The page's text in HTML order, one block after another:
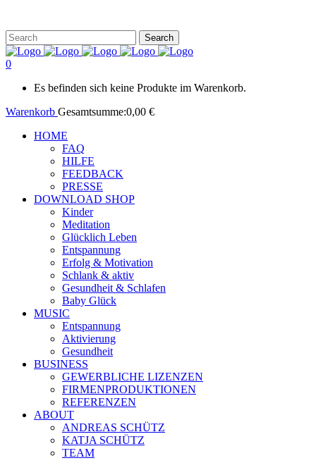
0
Es befinden sich keine Produkte im Warenkorb.
Warenkorb Gesamtsumme:0,00 €
HOME
FAQ
HILFE
FEEDBACK
PRESSE
DOWNLOAD SHOP
Kinder
Meditation
Glücklich Leben
Entspannung
Erfolg & Motivation
Schlank & aktiv
Gesundheit & Schlafen
Baby Glück
MUSIC
Entspannung
Aktivierung
Gesundheit
BUSINESS
GEWERBLICHE LIZENZEN
FIRMENPRODUKTIONEN
REFERENZEN
ABOUT
ANDREAS SCHÜTZ
KATJA SCHÜTZ
TEAM